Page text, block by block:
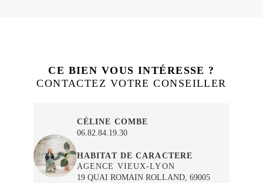
CE BIEN VOUS INTÉRESSE ?
CONTACTEZ VOTRE CONSEILLER
CÉLINE COMBE
06.82.84.19.30
HABITAT DE CARACTERE
AGENCE VIEUX-LYON
19 QUAI ROMAIN ROLLAND, 69005